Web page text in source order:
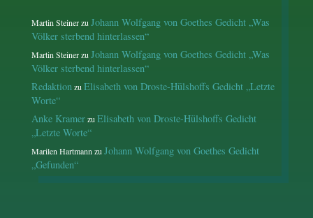
Martin Steinerzu Johann Wolfgang von Goethes Gedicht „Was
Völker sterbend hinterlassen“
Martin Steinerzu Johann Wolfgang von Goethes Gedicht „Was
Völker sterbend hinterlassen“
Redaktion zu Elisabeth von Droste-Hülshoffs Gedicht „Letzte
Worte“
Anke Kramerzu Elisabeth von Droste-Hülshoffs Gedicht
„Letzte Worte“
Marilen Hartmann zu Johann Wolfgang von Goethes Gedicht
„Gefunden“